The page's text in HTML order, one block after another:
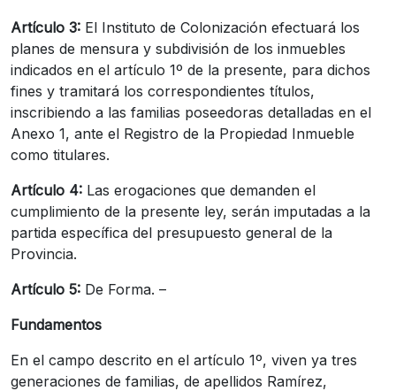
Artículo 3: El Instituto de Colonización efectuará los
planes de mensura y subdivisión de los inmuebles
indicados en el artículo 1º de la presente, para dichos
fines y tramitará los correspondientes títulos,
inscribiendo a las familias poseedoras detalladas en el
Anexo 1, ante el Registro de la Propiedad Inmueble
como titulares.
Artículo 4: Las erogaciones que demanden el
cumplimiento de la presente ley, serán imputadas a la
partida específica del presupuesto general de la
Provincia.
Artículo 5: De Forma. –
Fundamentos
En el campo descrito en el artículo 1º, viven ya tres
generaciones de familias, de apellidos Ramírez,